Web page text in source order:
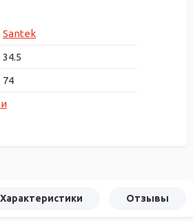
Santek
34.5
74
Характеристики Отзывы